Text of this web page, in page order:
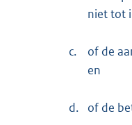
niet tot
c.
of de
en
d. of de